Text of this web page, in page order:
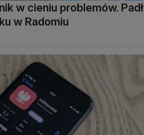
w cieniu problemów. Padł
w Radomiu